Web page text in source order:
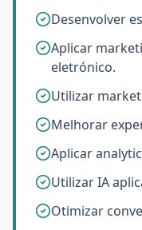
Desenvolver
Aplicar
eletrónico.
Utilizar
Melhorar
Aplicar
Utilizar IA
Otimizar